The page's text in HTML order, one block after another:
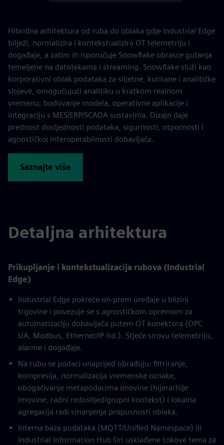
Hibridna arhitektura od ruba do oblaka gdje Industrial Edge
bilježi, normalizira i kontekstualizira OT telemetriju i
događaje, a zatim ih isporučuje Snowflake obrasce gutanja
temeljene na datotekama i streaming. Snowflake služi kao
korporativni oblak podataka za slijetne, kurirane i analitičke
slojeve, omogućujući analitiku u kratkom realnom
vremenu, bodovanje modela, operativne aplikacije i
integraciju s MES/ERP/SCADA sustavima. Dizajn daje
prednost dosljednosti podataka, sigurnosti, otpornosti i
agnostičkoj interoperabilnosti dobavljača.
Saznajte više
Detaljna arhitektura
Prikupljanje i kontekstualizacija rubova (Industrial
Edge)
Industrial Edge pokreće on-prem uređaje u blizini
trgovine i povezuje se s agnostičkom opremom za
automatizaciju dobavljača putem OT konektora (OPC
UA, Modbus, Ethernet/IP itd.). Stječe sirovu telemetriju,
alarme i događaje.
Na rubu se podaci unaprijed obrađuju: filtriranje,
kompresija, normalizacija vremenske oznake,
obogaćivanje metapodacima imovine (hijerarhije
imovine, radni redoslijed/grupni kontekst) i lokalna
agregacija radi smanjenja propusnosti oblaka.
Interna baza podataka (MQTT/Unified Namespace) ili
Industrial Information Hub širi usklađene tokove tema za